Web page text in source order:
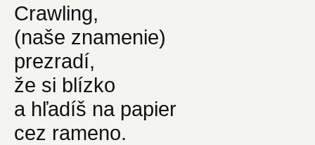
Crawling,
(naše znamenie)
prezradí,
že si blízko
a hľadíš na papier
cez rameno.